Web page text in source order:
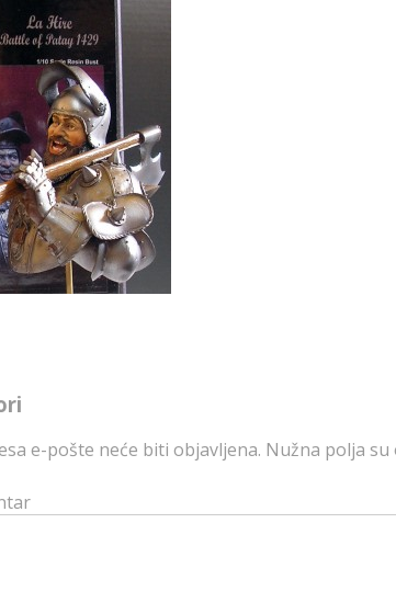
e-pošte neće biti objavljena. Nužna polja su